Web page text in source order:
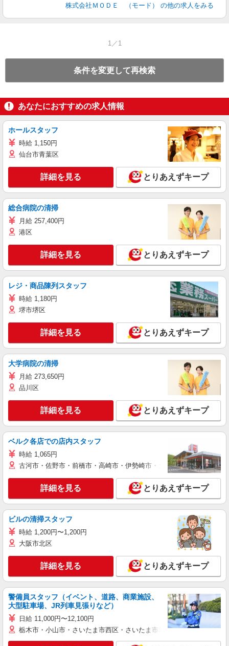
株式会社ＭＯＤＥ （モード） の他の求人をみる
1／1
条件を変更して再検索
あなたにおすすめの求人情報
ホールスタッフ
時給 1,150円
仙台市青葉区
詳細を見る とりあえずキープ
総合病院の清掃
月給 257,400円
港区
詳細を見る とりあえずキープ
レジ・商品陳列スタッフ
時給 1,180円
堺市堺区
詳細を見る とりあえずキープ
大学病院の清掃
月給 273,650円
品川区
詳細を見る とりあえずキープ
ベルク各店での店内スタッフ
時給 1,065円
古河市・佐野市・前橋市・高崎市・伊勢崎市・太田市・館林市・藤
詳細を見る とりあえずキープ
ビルの清掃スタッフ
時給 1,200円〜1,200円
大阪市北区
詳細を見る とりあえずキープ
警備員スタッフ（イベント、道路、商業施設、
大型駐車場、JR列車見張りなど）
日給 11,000円〜12,100円
栃木市・小山市・さいたま市西区・さいたま市岩槻区・久喜市・蓮田